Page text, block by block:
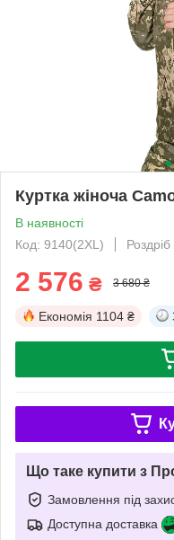
Куртка жіноча
В наявності
Код: 9140(2XL)
Роздріб
2 576 ₴ 3 680 ₴
Економія 1104 ₴
Що таке купити з
Замовлення під
Доступна доставка